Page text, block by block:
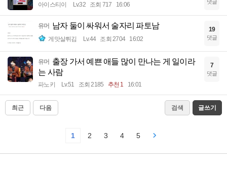
아이스티이 Lv.32 조회 717 16:06 댓글
유머 남자 둘이 싸워서 술자리 파토남
게맛살튀김 Lv.44 조회 2704 16:02
19
댓글
유머 출장 가서 예쁜 애들 많이 만나는 게 일이라
는 사람
파노키 Lv.51 조회 2185 추천 1 16:01
7
댓글
최근 다음 검색 글쓰기
1 2 3 4 5